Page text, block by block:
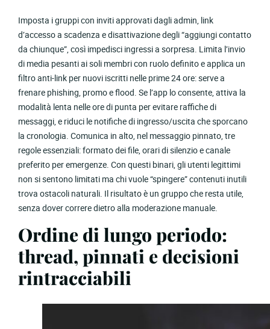
Imposta i gruppi con inviti approvati dagli admin, link
d’accesso a scadenza e disattivazione degli “aggiungi contatto
da chiunque”, così impedisci ingressi a sorpresa. Limita l’invio
di media pesanti ai soli membri con ruolo definito e applica un
filtro anti-link per nuovi iscritti nelle prime 24 ore: serve a
frenare phishing, promo e flood. Se l’app lo consente, attiva la
modalità lenta nelle ore di punta per evitare raffiche di
messaggi, e riduci le notifiche di ingresso/uscita che sporcano
la cronologia. Comunica in alto, nel messaggio pinnato, tre
regole essenziali: formato dei file, orari di silenzio e canale
preferito per emergenze. Con questi binari, gli utenti legittimi
non si sentono limitati ma chi vuole “spingere” contenuti inutili
trova ostacoli naturali. Il risultato è un gruppo che resta utile,
senza dover correre dietro alla moderazione manuale.
Ordine di lungo periodo:
thread, pinnati e decisioni
rintracciabili